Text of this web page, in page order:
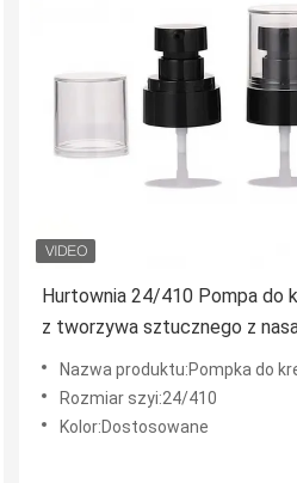
Hurtownia 24/410 Pompa do
z tworzywa sztucznego z
AS do surowicy
Nazwa produktu:Pompka do
Rozmiar szyi:24/410
Kolor:Dostosowane